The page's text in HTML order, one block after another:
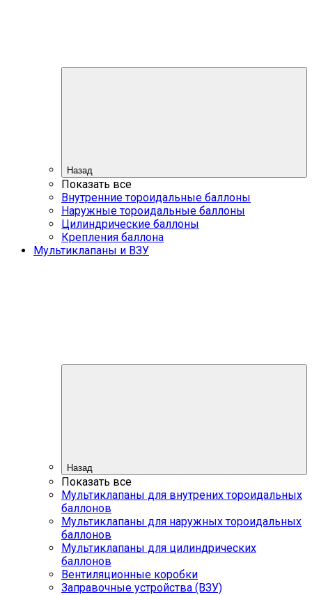
Назад
Показать все
Внутренние тороидальные баллоны
Наружные тороидальные баллоны
Цилиндрические баллоны
Крепления баллона
Мультиклапаны и ВЗУ
Назад
Показать все
Мультиклапаны для внутрених тороидальных
баллонов
Мультиклапаны для наружных тороидальных
баллонов
Мультиклапаны для цилиндрических
баллонов
Вентиляционные коробки
Заправочные устройства (ВЗУ)